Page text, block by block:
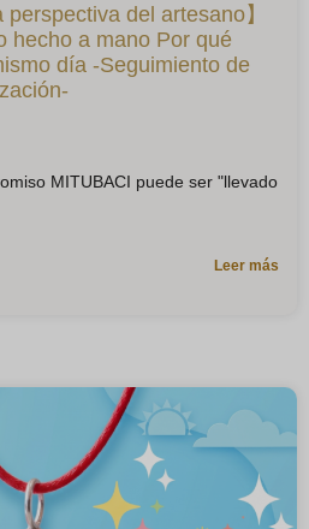
perspectiva del artesano】
hecho a mano Por qué
día -Seguimiento de
MITUBACI puede ser "llevado
Leer más